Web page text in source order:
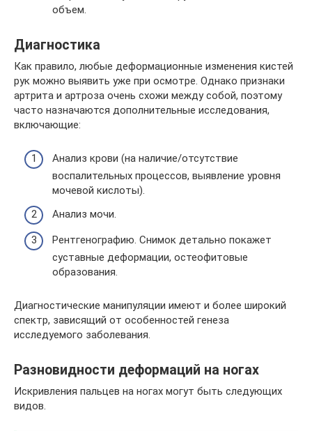
объем.
Диагностика
Как правило, любые деформационные изменения кистей
рук можно выявить уже при осмотре. Однако признаки
артрита и артроза очень схожи между собой, поэтому
часто назначаются дополнительные исследования,
включающие:
Анализ крови (на наличие/отсутствие
воспалительных процессов, выявление уровня
мочевой кислоты).
Анализ мочи.
Рентгенографию. Снимок детально покажет
суставные деформации, остеофитовые
образования.
Диагностические манипуляции имеют и более широкий
спектр, зависящий от особенностей генеза
исследуемого заболевания.
Разновидности деформаций на ногах
Искривления пальцев на ногах могут быть следующих
видов.